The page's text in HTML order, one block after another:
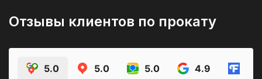
Отзывы клиентов по прокату
5.0 5.0 5.0 4.9